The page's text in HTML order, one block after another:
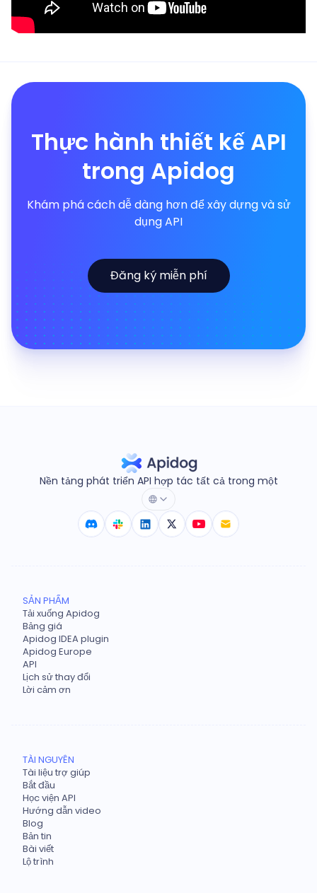
Thực hành thiết kế API
trong Apidog
Khám phá cách dễ dàng hơn để xây dựng và sử
dụng API
Đăng ký miễn phí
Nền tảng phát triển API hợp tác tất cả trong một
SẢN PHẨM
Tải xuống Apidog
Bảng giá
Apidog IDEA plugin
Apidog Europe
API
Lịch sử thay đổi
Lời cảm ơn
TÀI NGUYÊN
Tài liệu trợ giúp
Bắt đầu
Học viện API
Hướng dẫn video
Blog
Bản tin
Bài viết
Lộ trình